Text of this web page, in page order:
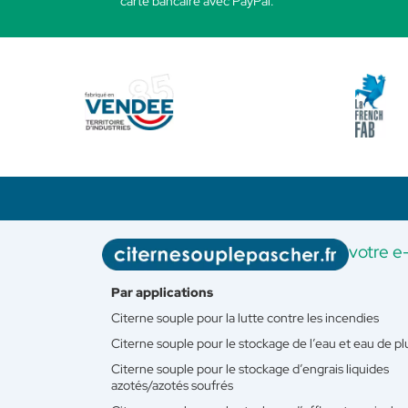
votre
Par applications
Citerne souple pour la lutte contre les incendies
Citerne souple pour le stockage de l’eau et eau de
Citerne souple pour le stockage d’engrais liquides
azotés/azotés soufrés